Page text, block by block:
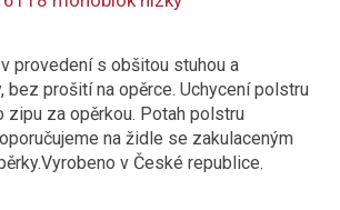
provedení s obšitou stuhou a
bez prošití na opěrce. Uchycení polstru
zipu za opěrkou. Potah polstru
na židle se zakulaceným
v České republice.